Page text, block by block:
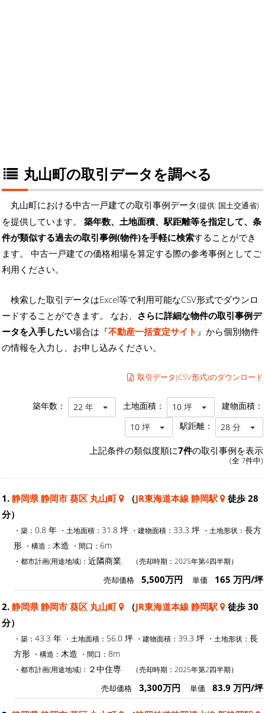
丸山町の取引データを調べる
丸山町における中古一戸建ての取引事例データ(提供: 国土交通省)
を提供しています。 築年数、土地面積、駅距離等を指定して、条
件が類似する過去の取引事例(物件)を手軽に検索することができ
ます。 中古一戸建ての価格相場を算定する際の参考事例としてご
利用ください。
検索した取引データはExcel等で利用可能なCSV形式でダウンロ
ードすることができます。 なお、 さらに詳細な物件の取引事例デ
ータを入手したい場合は『不動産一括査定サイト 』から個別物件
の情報を入力し、お申し込みください。
取引データ(CSV形式)のダウンロード
築年数： 22 年 土地面積： 10 坪 建物面積：
10 坪 駅距離： 28 分
上記条件の類似度順に7件の取引事例を表示
(全 7件中)
1. 静岡県 静岡市 葵区 丸山町 （JR東海道本線 静岡駅
徒歩 28
分）
・築： 0.8 年 ・土地面積： 31.8 坪 ・建物面積： 33.3 坪 ・土地形状： 長方
形 ・構造： 木造 ・間口： 6m
・都市計画(用途地域)： 近隣商業 （売却時期：2025年第4四半期）
売却価格 5,500万円 単価 165 万円/坪
2. 静岡県 静岡市 葵区 丸山町 （JR東海道本線 静岡駅
徒歩 30
分）
・築： 43.3 年 ・土地面積： 56.0 坪 ・建物面積： 39.3 坪 ・土地形状： 長
方形 ・構造： 木造 ・間口： 8m
・都市計画(用途地域)： ２中住専 （売却時期：2025年第2四半期）
売却価格 3,300万円 単価 83.9 万円/坪